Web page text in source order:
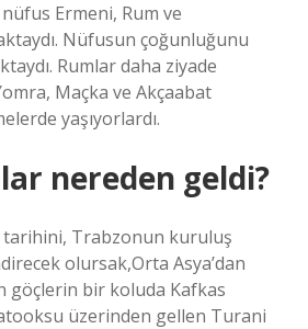
Ermeni, Rum ve
Nüfusun çoğunluğunu
Rumlar daha ziyade
Maçka ve Akçaabat
yaşıyorlardı.
nereden geldi?
tarihini, Trabzonun kuruluş
olursak,Orta Asya’dan
göçlerin bir koluda Kafkas
üzerinden gellen Turani